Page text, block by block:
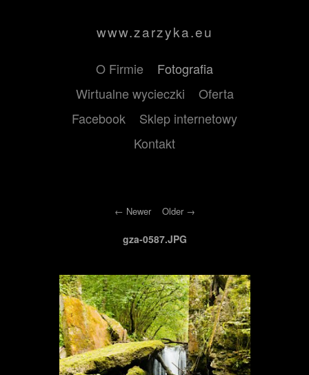
www.zarzyka.eu
O Firmie
Fotografia
Wirtualne wycieczki
Oferta
Facebook
Sklep internetowy
Kontakt
Newer Older
gza-0587.JPG